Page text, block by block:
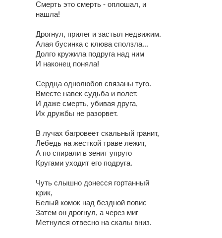
Смерть это смерть - оплошал, и
нашла!
Дрогнул, прилег и застыл недвижим.
Алая бусинка с клюва сползла...
Долго кружила подруга над ним
И наконец поняла!
Сердца однолюбов связаны туго.
Вместе навек судьба и полет.
И даже смерть, убивая друга,
Их дружбы не разорвет.
В лучах багровеет скальный гранит,
Лебедь на жесткой траве лежит,
А по спирали в зенит упруго
Кругами уходит его подруга.
Чуть слышно донесся гортанный
крик,
Белый комок над бездной повис
Затем он дрогнул, а через миг
Метнулся отвесно на скалы вниз.